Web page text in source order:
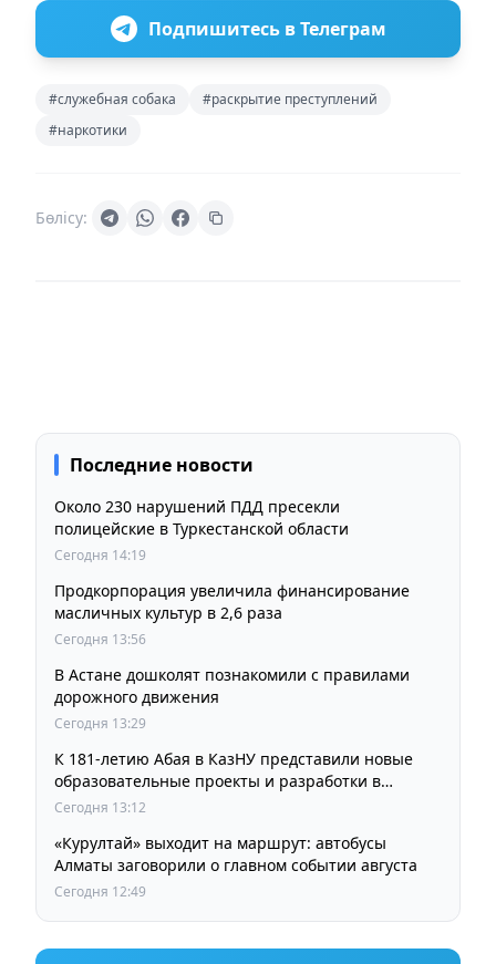
Подпишитесь в Телеграм
#служебная собака
#раскрытие преступлений
#наркотики
Бөлісу:
Последние новости
Около 230 нарушений ПДД пресекли
полицейские в Туркестанской области
Сегодня 14:19
Продкорпорация увеличила финансирование
масличных культур в 2,6 раза
Сегодня 13:56
В Астане дошколят познакомили с правилами
дорожного движения
Сегодня 13:29
К 181-летию Абая в КазНУ представили новые
образовательные проекты и разработки в
области абаеведения
Сегодня 13:12
«Курултай» выходит на маршрут: автобусы
Алматы заговорили о главном событии августа
Сегодня 12:49